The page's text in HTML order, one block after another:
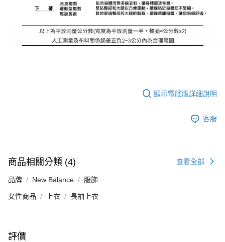
顯示電腦版詳細說明
客服
商品相關分類 (4) 查看全部
品牌 New Balance 服飾
女性商品 上衣 長袖上衣
評價